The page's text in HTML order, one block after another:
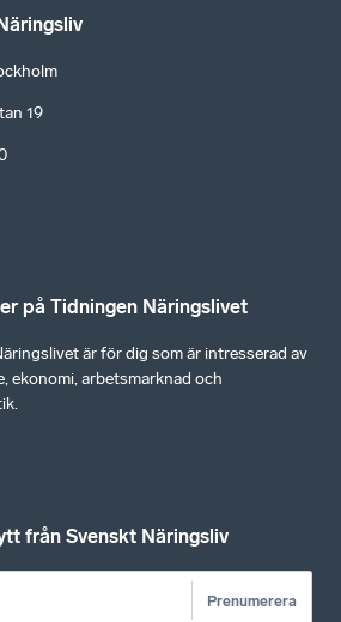
19
på Tidningen Näringslivet
är för dig som är intresserad av
ekonomi, arbetsmarknad och
från Svenskt Näringsliv
Prenumerera